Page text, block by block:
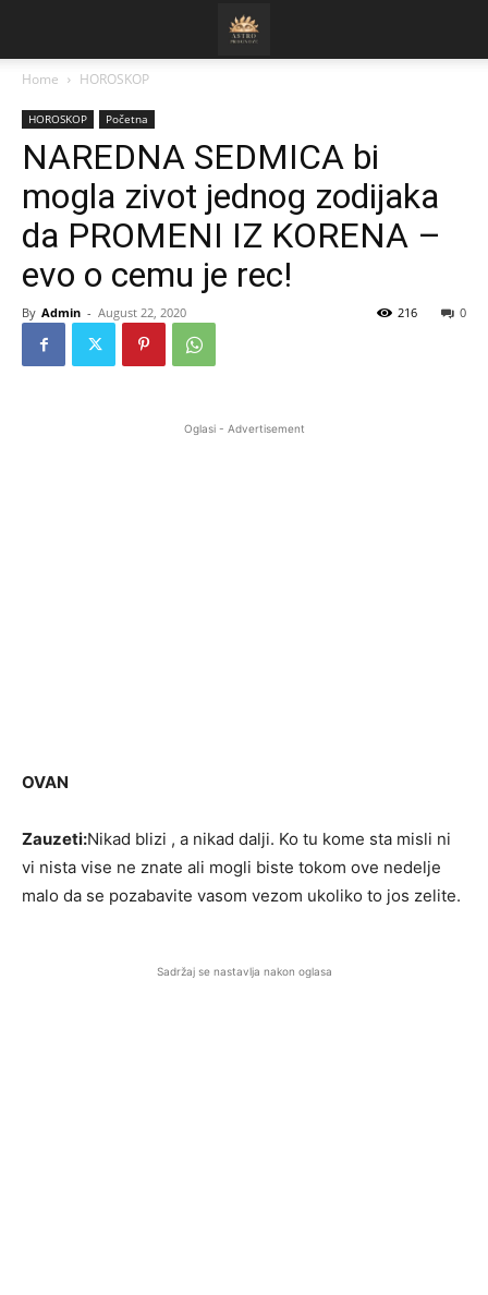
Home HOROSKOP
HOROSKOP Početna
NAREDNA SEDMICA bi
mogla zivot jednog zodijaka
da PROMENI IZ KORENA –
evo o cemu je rec!
By Admin - August 22, 2020 0
216
Oglasi - Advertisement
OVAN
Zauzeti:Nikad blizi , a nikad dalji. Ko tu kome sta misli ni
vi nista vise ne znate ali mogli biste tokom ove nedelje
malo da se pozabavite vasom vezom ukoliko to jos zelite.
Sadržaj se nastavlja nakon oglasa